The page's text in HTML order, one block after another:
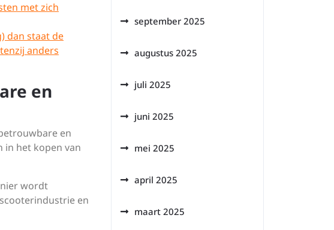
met zich
dan staat de
anders
en
en
in het kopen van
wordt
en
september 2025
augustus 2025
juli 2025
juni 2025
mei 2025
april 2025
maart 2025